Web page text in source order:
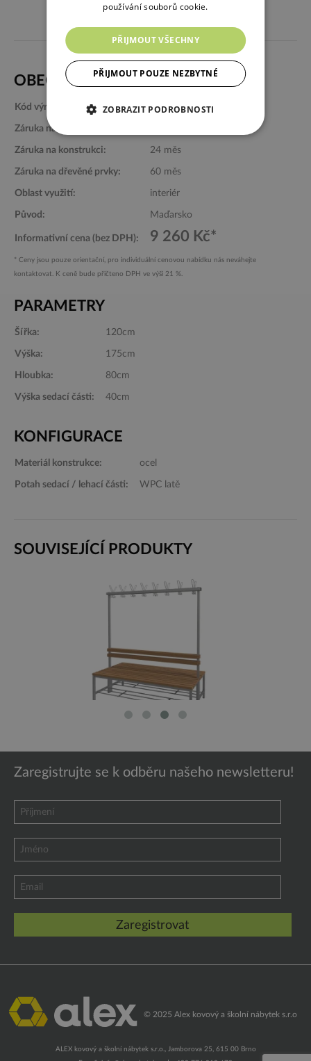
RAL 9006 kov antracit RAL 9004
matná
Maple-Leaf
Yellow
Black
Další barvy
OBECNÝ POPIS
Kód výrobku: OTB-WPC-120-175-80
Záruka na produkt:
Záruka na konstrukci: 24 měs
Záruka na dřevěné prvky: 60 měs
Oblast využití: interiér
Původ: Maďarsko
Informativní cena (bez DPH): 9 260 Kč*
* Ceny jsou pouze orientační, pro individuální cenovou nabídku nás neváhejte
kontaktovat. K ceně bude přičteno DPH ve výši 21 %.
PARAMETRY
Šířka: 120cm
Výška: 175cm
Hloubka: 80cm
Výška sedací části: 40cm
KONFIGURACE
Materiál konstrukce: ocel
Potah sedací / lehací části: WPC latě
SOUVISEJÍCÍ PRODUKTY
Zaregistrujte se k odběru našeho newsletteru!
© 2025 Alex kovový a školní nábytek s.r.o
ALEX kovový a školní nábytek s.r.o., Jamborova 25, 615 00 Brno
používání souborů cookie.
PŘIJMOUT VŠECHNY
PŘIJMOUT POUZE NEZBYTNÉ
ZOBRAZIT PODROBNOSTI